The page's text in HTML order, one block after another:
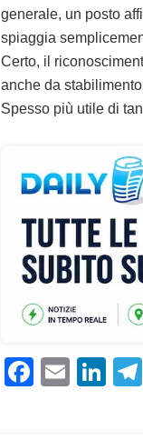
generale, un posto
spiaggia
Certo, il
anche da
Spesso più utile di
F
E
Li